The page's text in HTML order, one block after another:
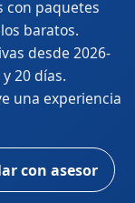
con paquetes
baratos.
desde 2026-
20 días.
una experiencia
con asesor